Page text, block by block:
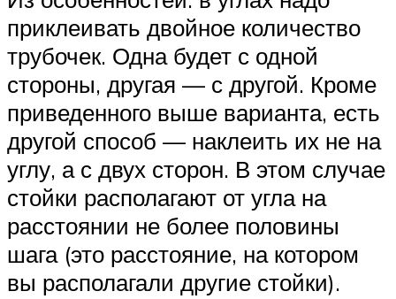
приклеивать двойное количество
трубочек. Одна будет с одной
стороны, другая — с другой. Кроме
приведенного выше варианта, есть
другой способ — наклеить их не на
углу, а с двух сторон. В этом случае
стойки располагают от угла на
расстоянии не более половины
шага (это расстояние, на котором
вы располагали другие стойки).